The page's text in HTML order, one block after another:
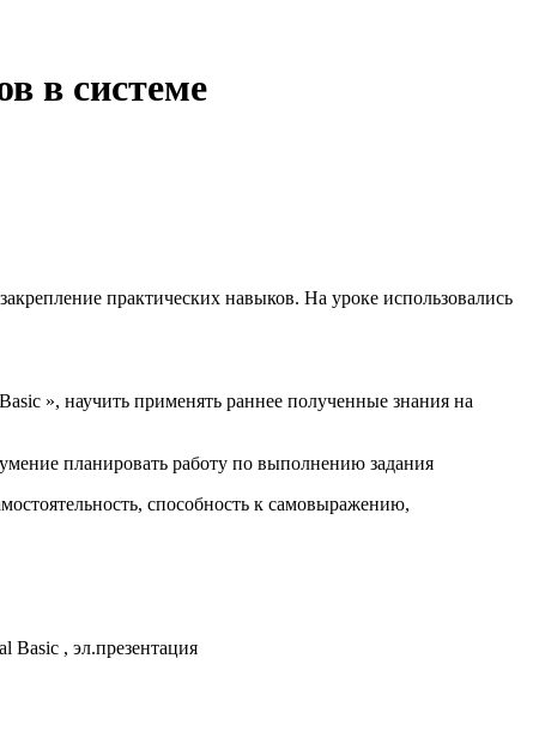
в системе
практических навыков. На уроке использовались
», научить применять раннее полученные знания на
планировать работу по выполнению задания
способность к самовыражению,
Basic , эл.презентация